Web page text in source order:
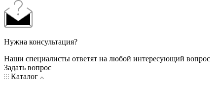
Нужна консультация?
Наши специалисты ответят на любой интересующий вопрос
Задать вопрос
Каталог